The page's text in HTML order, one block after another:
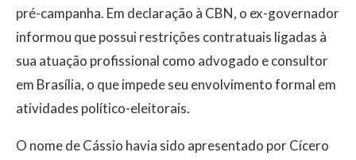
pré-campanha. Em declaração à CBN, o ex-governador
informou que possui restrições contratuais ligadas à
sua atuação profissional como advogado e consultor
em Brasília, o que impede seu envolvimento formal em
atividades político-eleitorais.
O nome de Cássio havia sido apresentado por Cícero